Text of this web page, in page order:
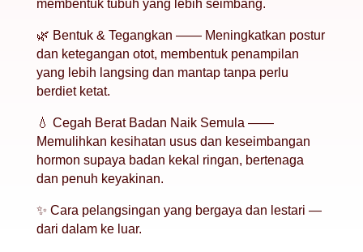
membentuk tubuh yang lebih seimbang.
🌿 Bentuk & Tegangkan —— Meningkatkan postur
dan ketegangan otot, membentuk penampilan
yang lebih langsing dan mantap tanpa perlu
berdiet ketat.
💧 Cegah Berat Badan Naik Semula ——
Memulihkan kesihatan usus dan keseimbangan
hormon supaya badan kekal ringan, bertenaga
dan penuh keyakinan.
✨ Cara pelangsingan yang bergaya dan lestari —
dari dalam ke luar.